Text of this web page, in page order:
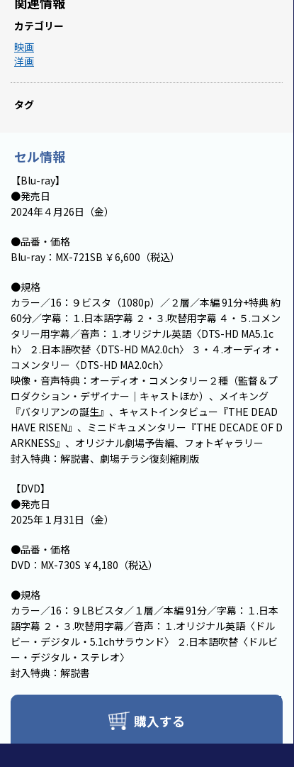
カテゴリー
映画
洋画
タグ
セル情報
【Blu-ray】
●発売日
2024年４月26日（金）
●品番・価格
Blu-ray：MX-721SB ￥6,600（税込）
●規格
カラー／16：９ビスタ（1080p）／２層／本編 91分+特典 約
60分／字幕：１.日本語字幕 ２・３.吹替用字幕 ４・５.コメン
タリー用字幕／音声：１.オリジナル英語〈DTS-HD MA5.1c
h〉 ２.日本語吹替〈DTS-HD MA2.0ch〉 ３・４.オーディオ・
コメンタリー〈DTS-HD MA2.0ch〉
映像・音声特典：オーディオ・コメンタリー２種（監督＆プ
ロダクション・デザイナー｜キャストほか）、メイキング
『バタリアンの誕生』、キャストインタビュー『THE DEAD
HAVE RISEN』、ミニドキュメンタリー『THE DECADE OF D
ARKNESS』、オリジナル劇場予告編、フォトギャラリー
封入特典：解説書、劇場チラシ復刻縮刷版
【DVD】
●発売日
2025年１月31日（金）
●品番・価格
DVD：MX-730S ￥4,180（税込）
●規格
カラー／16：９LBビスタ／１層／本編 91分／字幕：１.日本
語字幕 ２・３.吹替用字幕／音声：１.オリジナル英語〈ドル
ビー・デジタル・5.1chサラウンド〉 ２.日本語吹替〈ドルビ
ー・デジタル・ステレオ〉
封入特典：解説書
購入する